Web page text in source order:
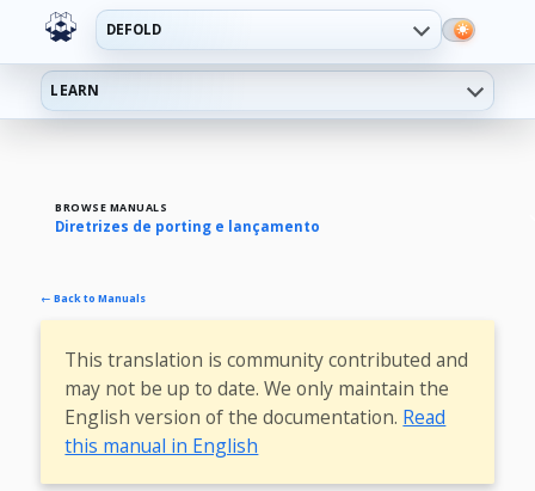
DEFOLD
LEARN
BROWSE MANUALS
Diretrizes de porting e lançamento
← Back to Manuals
This translation is community contributed and
may not be up to date. We only maintain the
English version of the documentation. Read
this manual in English